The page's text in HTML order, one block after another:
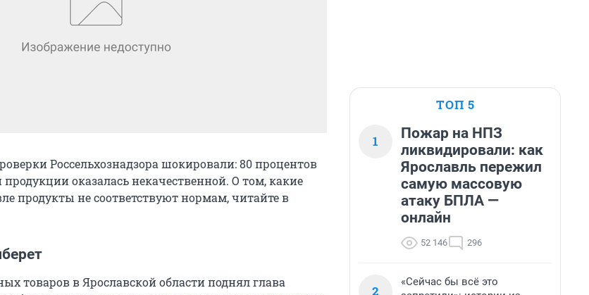
Россельхознадзора шокировали: 80 процентов
оказалась некачественной. О том, какие
продукты не соответствуют нормам, читайте в
товаров в Ярославской области поднял глава
ТОП 5
1
Пожар на НПЗ
ликвидировали: как
Ярославль пережил
самую массовую
атаку БПЛА —
онлайн
52 146 296
2
«Сейчас бы всё это